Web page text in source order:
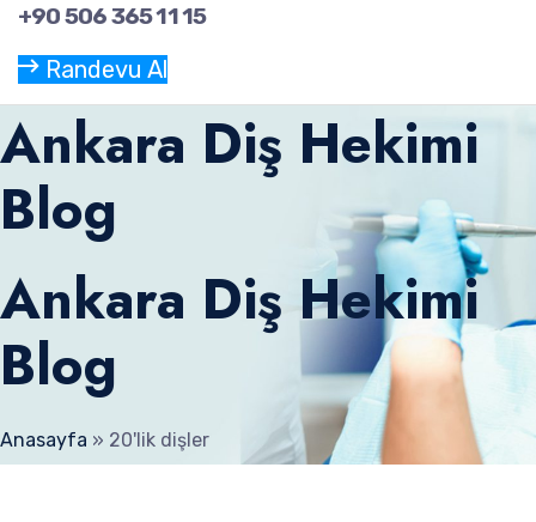
+90 506 365 11 15
Randevu Al
Ankara Diş Hekimi
Blog
Ankara Diş Hekimi
Blog
Anasayfa » 20'lik dişler